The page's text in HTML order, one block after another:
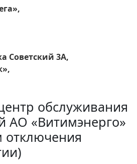
Советский 3А,
обслуживания
АО «Витимэнерго»
отключения